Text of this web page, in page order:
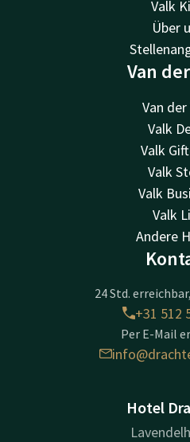
Valk
Über
Van
Van der
Valk
Valk
Valk
Valk
Valk
Andere
24 Std.
+31 512
Per E-Mail
Hotel